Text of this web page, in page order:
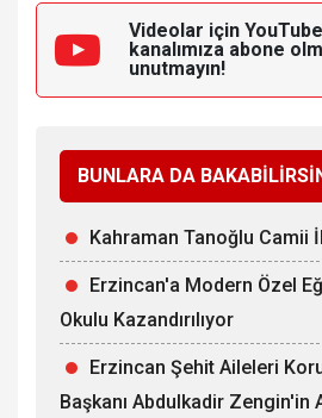
Videolar için YouTube
kanalımıza abone
unutmayın!
BUNLARA DA
Kahraman Tanoğlu Camii
Erzincan'a Modern Özel
Okulu Kazandırılıyor
Erzincan Şehit Aileleri
Başkanı Abdulkadir Zengin'in